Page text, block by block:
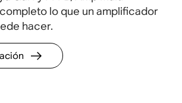
lo que un amplificador
hacer.